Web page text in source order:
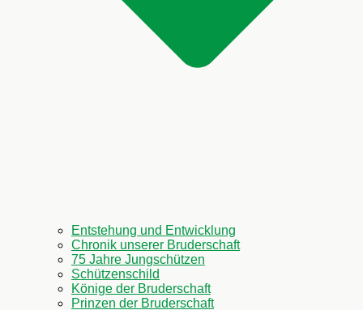
Entstehung und Entwicklung
Chronik unserer Bruderschaft
75 Jahre Jungschützen
Schützenschild
Könige der Bruderschaft
Prinzen der Bruderschaft